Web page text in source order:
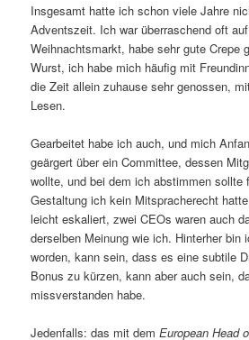
Insgesamt hatte ich schon viele Jahre
Adventszeit. Ich war überraschend oft
Weihnachtsmarkt, habe sehr gute Crepe
Wurst, ich habe mich häufig mit
die Zeit allein zuhause sehr genossen,
Lesen.
Gearbeitet habe ich auch, und mich
geärgert über ein Committee, dessen
wollte, und bei dem ich abstimmen sollte
Gestaltung ich kein Mitspracherecht
leicht eskaliert, zwei CEOs waren auch
derselben Meinung wie ich. Hinterher bin
worden, kann sein, dass es eine subtile
Bonus zu kürzen, kann aber auch sein,
missverstanden habe.
Jedenfalls: das mit demEuropean Head